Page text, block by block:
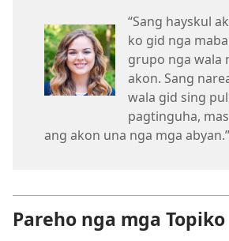
“Sang hayskul
ko gid nga
grupo nga wala
akon. Sang
wala gid sing
pagtinguha,
ang akon una nga mga
Pareho nga mga Topiko